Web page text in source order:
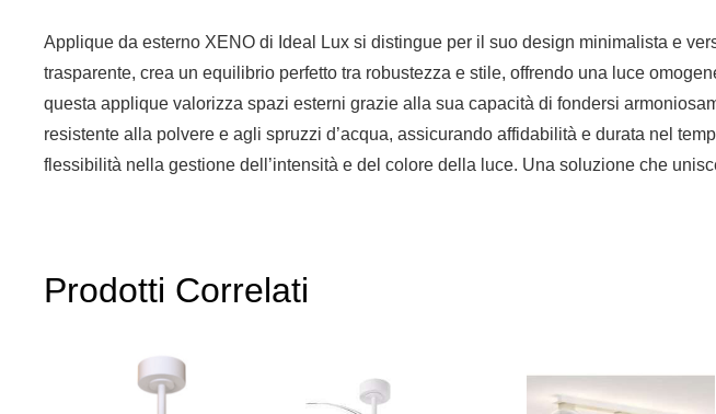
Applique da esterno XENO di Ideal Lux si distingue per il suo design minimalista e
trasparente, crea un equilibrio perfetto tra robustezza e stile, offrendo una luce
questa applique valorizza spazi esterni grazie alla sua capacità di fondersi
resistente alla polvere e agli spruzzi d’acqua, assicurando affidabilità e durata nel
flessibilità nella gestione dell’intensità e del colore della luce. Una soluzione che
Prodotti Correlati